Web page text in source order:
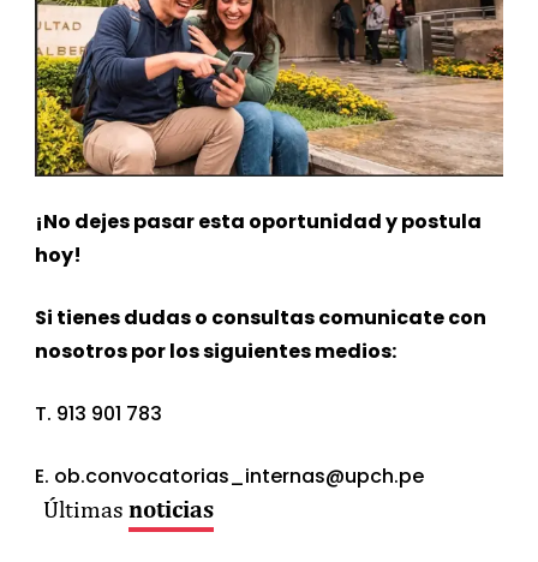
¡No dejes pasar esta oportunidad y postula
hoy!
Si tienes dudas o consultas comunicate con
nosotros por los siguientes medios:
T. 913 901 783
E. ob.convocatorias_internas@upch.pe
Últimasnoticias